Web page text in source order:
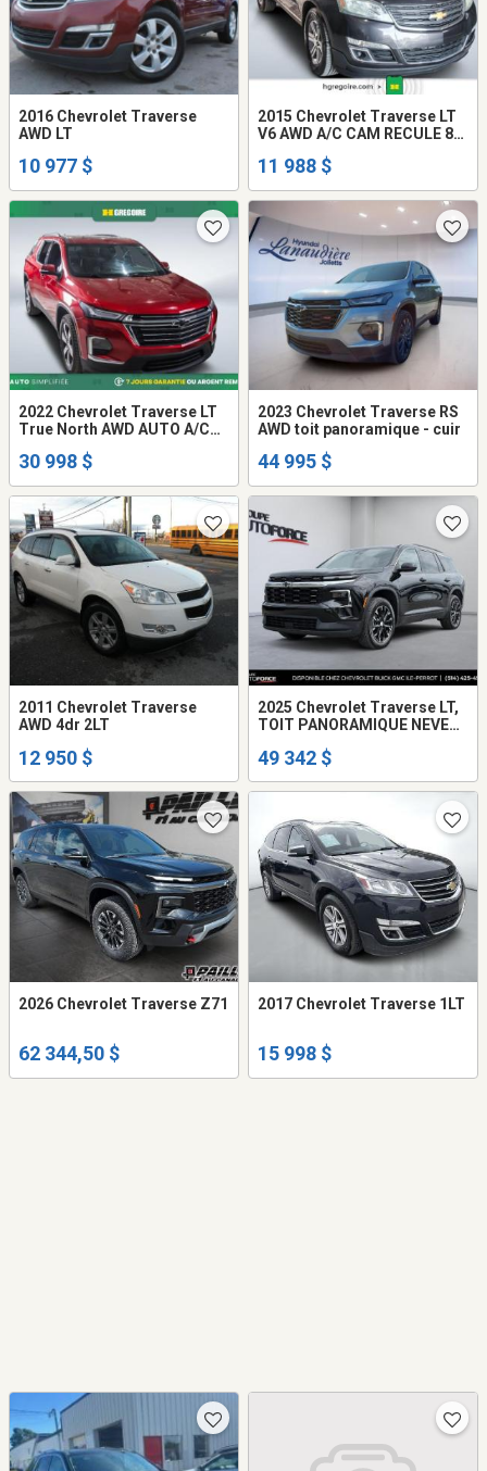
2016 Chevrolet Traverse
AWD LT
10 977 $
2015 Chevrolet Traverse LT
V6 AWD A/C CAM RECULE 8
11 988 $
2022 Chevrolet Traverse LT
True North AWD AUTO A/C
30 998 $
2023 Chevrolet Traverse RS
AWD toit panoramique - cuir
44 995 $
2011 Chevrolet Traverse
AWD 4dr 2LT
12 950 $
2025 Chevrolet Traverse LT,
TOIT PANORAMIQUE NEVER
49 342 $
2026 Chevrolet Traverse Z71
62 344,50 $
2017 Chevrolet Traverse 1LT
15 998 $